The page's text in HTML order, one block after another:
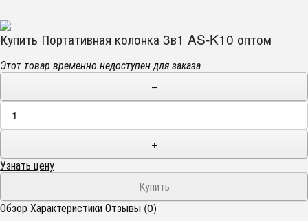
Купить Портативная колонка 3в1 AS-K10 оптом
Этот товар временно недоступен для заказа
−
+
Узнать цену
ОбзорХарактеристикиОтзывы (0)